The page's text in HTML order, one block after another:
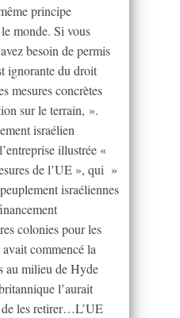
principe
monde. Si vous
besoin de permis
ignorante du droit
mesures concrètes
sur le terrain, ».
israélien
illustrée «
de l’UE », qui »
israéliennes
colonies pour les
commencé la
au milieu de Hyde
l’aurait
les retirer…L’UE